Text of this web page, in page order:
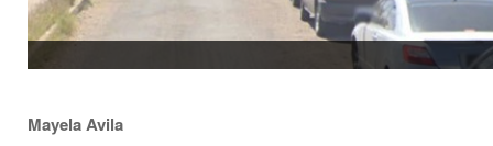
Mayela Avila